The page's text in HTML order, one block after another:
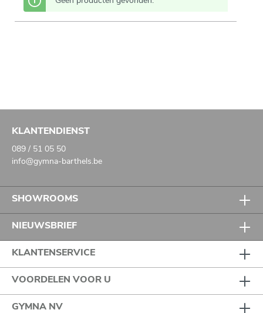
KLANTENDIENST
089 / 51 05 50
info@gymna-barthels.be
SHOWROOMS
NIEUWSBRIEF
KLANTENSERVICE
VOORDELEN VOOR U
GYMNA NV